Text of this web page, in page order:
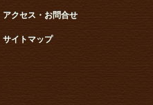
アクセス・お問合せ
サイトマップ